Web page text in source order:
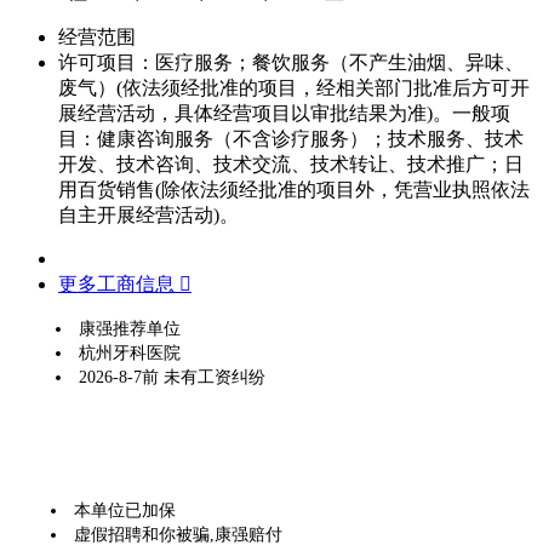
经营范围
许可项目：医疗服务；餐饮服务（不产生油烟、异味、
废气）(依法须经批准的项目，经相关部门批准后方可开
展经营活动，具体经营项目以审批结果为准)。一般项
目：健康咨询服务（不含诊疗服务）；技术服务、技术
开发、技术咨询、技术交流、技术转让、技术推广；日
用百货销售(除依法须经批准的项目外，凭营业执照依法
自主开展经营活动)。
更多工商信息 
康强推荐单位
杭州牙科医院
2026-8-7前 未有工资纠纷
本单位已加保
虚假招聘和你被骗,康强赔付